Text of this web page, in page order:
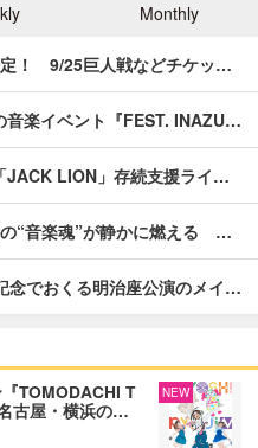
Monthly
定！ 9/25巨人戦などチケッ…
音楽イベント『FEST. INAZU…
JACK LION」存続支援ライ…
“音楽魂”が静かに燃える …
念でおくる明治座公演のメイ…
TOMODACHI T
古屋・横浜の…
NEW